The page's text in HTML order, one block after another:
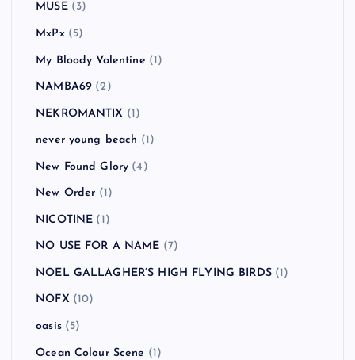
MUSE(3)
MxPx(5)
My Bloody Valentine (1)
NAMBA69 (2)
NEKROMANTIX (1)
never young beach (1)
New Found Glory (4)
New Order (1)
NICOTINE (1)
NO USE FOR A NAME (7)
NOEL GALLAGHER’S HIGH FLYING BIRDS(1)
NOFX (10)
oasis(5)
Ocean Colour Scene (1)